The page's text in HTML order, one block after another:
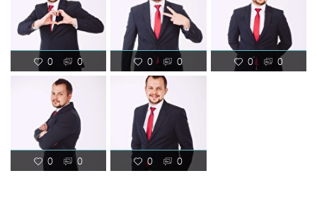
0 0 0 0 0 0
0 0 0 0